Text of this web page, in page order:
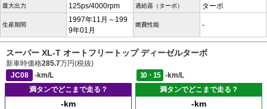
最大出力 125ps/4000rpm 過給器（ターボ） ターボ
生産期間
1997年11月～199
9年01月
燃費性能 -
スーパー XL-T オートフリートップ ディーゼルターボ
新車時価格285.7万円(税抜)
JC08
-km/L 10・15
-km/L
満タンでどこまで走る？
-km
満タンでどこまで走る？
-km